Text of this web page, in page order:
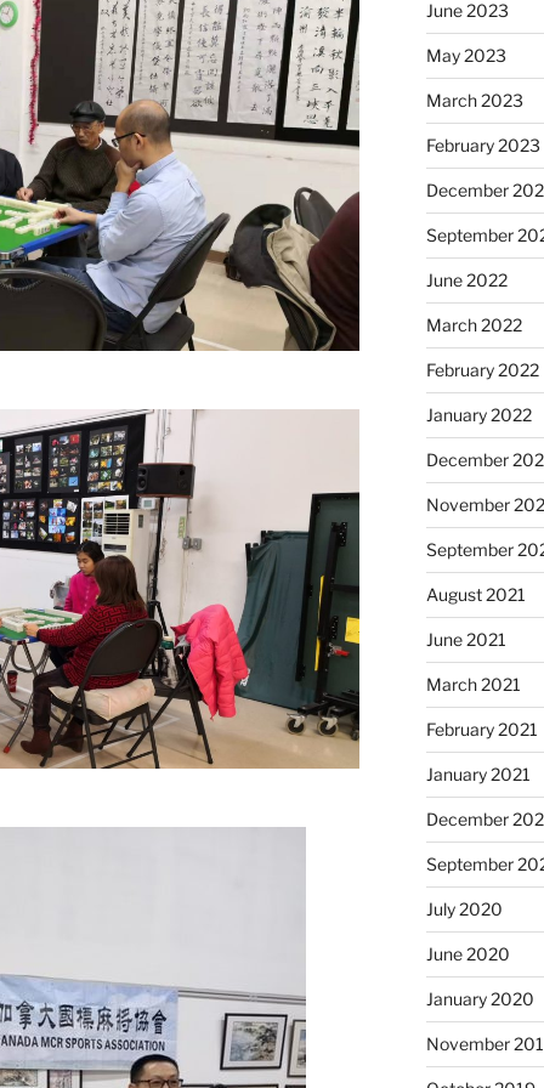
June 2023
May 2023
March 2023
February 2023
December
September
June 2022
March 2022
February 2022
January 2022
December
November
September
August 2021
June 2021
March 2021
February 2021
January 2021
December
September
July 2020
June 2020
January 2020
November